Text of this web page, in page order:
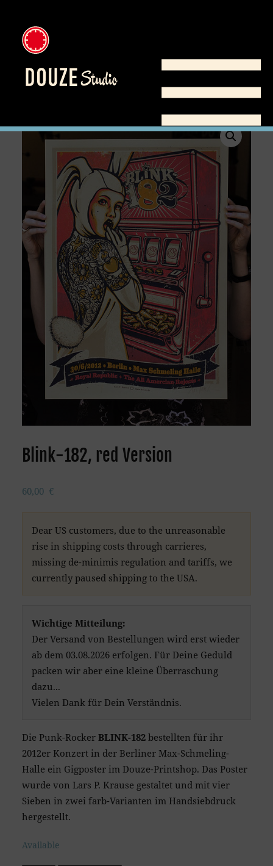
/ Blink-182, red Version
Blink-182, red Version
60,00 €
Dear US customers, due to the unreasonable
rise in shipping costs through carrieres,
missing de-minimis regulation and tariffs, we
currently paused shipping to the USA.
Wichtige Mitteilung:
Der Versand von Bestellungen wird erst wieder
ab dem 03.08.2026 erfolgen. Für Deine Geduld
packen wir aber eine kleine Überraschung
dazu...
Vielen Dank für Dein Verständnis.
Die Punk-Rocker BLINK-182bestellten für ihr
2012er Konzert in der Berliner Max-Schmeling-
Halle ein Gigposter im Douze-Printshop. Das Poster
wurde von Lars P. Krause gestaltet und mit vier
Sieben in zwei farb-Varianten im Handsiebdruck
hergestellt.
Available